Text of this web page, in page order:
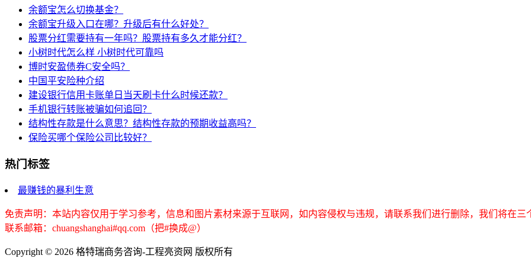
余额宝怎么切换基金？
余额宝升级入口在哪？升级后有什么好处？
股票分红需要持有一年吗？股票持有多久才能分红？
小树时代怎么样 小树时代可靠吗
博时安盈债券C安全吗？
中国平安险种介绍
建设银行信用卡账单日当天刷卡什么时候还款？
手机银行转账被骗如何追回？
结构性存款是什么意思？结构性存款的预期收益高吗？
保险买哪个保险公司比较好？
热门标签
最赚钱的暴利生意
免责声明：本站内容仅用于学习参考，信息和图片素材来源于互联网，如内容侵权与违规，请联系我们进行删除，我们将在三
联系邮箱：chuangshanghai#qq.com（把#换成@）
Copyright © 2026 格特瑞商务咨询-工程亮资网 版权所有